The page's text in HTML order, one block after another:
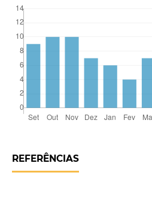
REFERÊNCIAS